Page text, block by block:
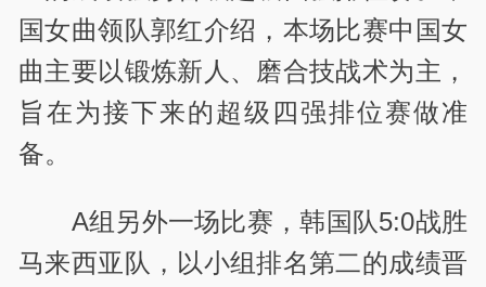
国女曲领队郭红介绍，本场比赛中国女
曲主要以锻炼新人、磨合技战术为主，
旨在为接下来的超级四强排位赛做准
备。
A组另外一场比赛，韩国队5:0战胜
马来西亚队，以小组排名第二的成绩晋